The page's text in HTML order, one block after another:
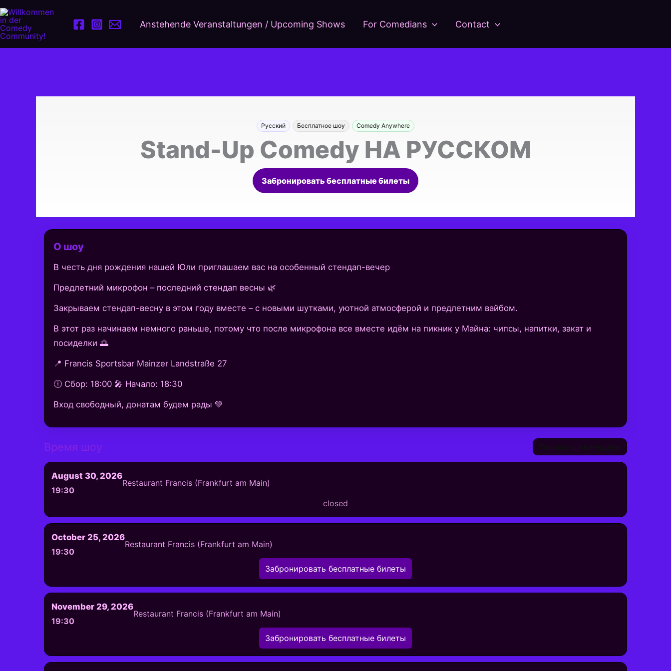
Zum
Inhalt
springen
Anstehende Veranstaltungen / Upcoming Shows For Comedians Contact
Русский Бесплатное шоу Comedy Anywhere
Stand-Up Comedy НА РУССКОМ
Забронировать бесплатные билеты
О шоу
В честь дня рождения нашей Юли приглашаем вас на особенный стендап-вечер
Предлетний микрофон – последний стендап весны 🌿
Закрываем стендап-весну в этом году вместе – с новыми шутками, уютной атмосферой и предлетним вайбом.
В этот раз начинаем немного раньше, потому что после микрофона все вместе идём на пикник у Майна: чипсы, напитки, закат и
посиделки 🌅
📍 Francis Sportsbar Mainzer Landstraße 27
🕕 Сбор: 18:00 🎤 Начало: 18:30
Вход свободный, донатам будем рады 💚
Время шоу
August 30, 2026
19:30
Restaurant Francis (Frankfurt am Main)
closed
October 25, 2026
19:30
Restaurant Francis (Frankfurt am Main)
Забронировать бесплатные билеты
November 29, 2026
19:30
Restaurant Francis (Frankfurt am Main)
Забронировать бесплатные билеты